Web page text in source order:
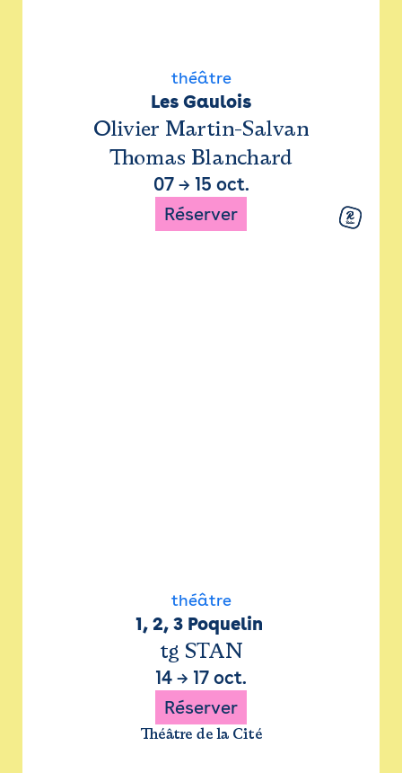
théâtre
Les Gaulois
Olivier Martin-Salvan
Thomas Blanchard
07→ 15 oct.
Réserver
théâtre
1, 2, 3 Poquelin
tg STAN
14 → 17 oct.
Réserver
Théâtre de la Cité